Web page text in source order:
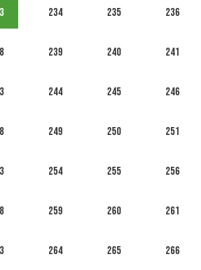
234 235 236
239 240 241
244 245 246
249 250 251
254 255 256
259 260 261
264 265 266